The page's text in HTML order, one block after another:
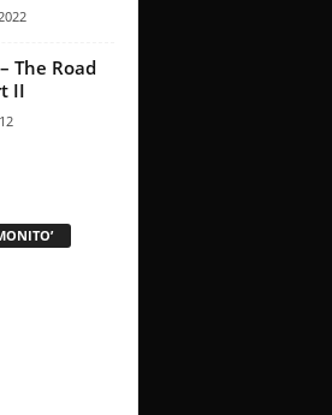
The Road
II